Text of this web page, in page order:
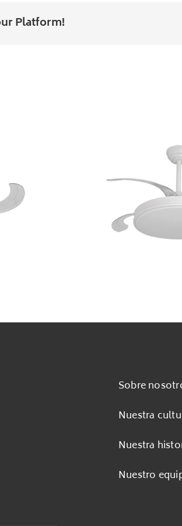
Platform!
Sobre
Nuestra
Nuestra
Nuestro